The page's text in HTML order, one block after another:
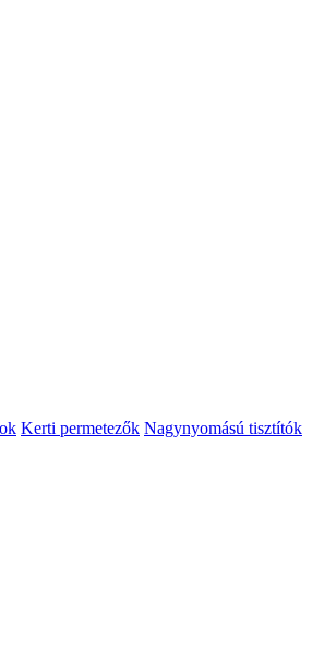
Kerti permetezők Nagynyomású tisztítók